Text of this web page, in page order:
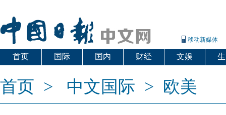
移动新媒体
首页 国际 国内 财经 文娱
首页 > 中文国际 > 欧美